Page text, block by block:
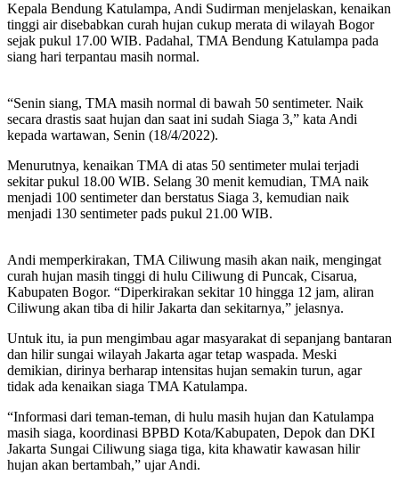
Kepala Bendung Katulampa, Andi Sudirman menjelaskan, kenaikan
tinggi air disebabkan curah hujan cukup merata di wilayah Bogor
sejak pukul 17.00 WIB. Padahal, TMA Bendung Katulampa pada
siang hari terpantau masih normal.
“Senin siang, TMA masih normal di bawah 50 sentimeter. Naik
secara drastis saat hujan dan saat ini sudah Siaga 3,” kata Andi
kepada wartawan, Senin (18/4/2022).
Menurutnya, kenaikan TMA di atas 50 sentimeter mulai terjadi
sekitar pukul 18.00 WIB. Selang 30 menit kemudian, TMA naik
menjadi 100 sentimeter dan berstatus Siaga 3, kemudian naik
menjadi 130 sentimeter pads pukul 21.00 WIB.
Andi memperkirakan, TMA Ciliwung masih akan naik, mengingat
curah hujan masih tinggi di hulu Ciliwung di Puncak, Cisarua,
Kabupaten Bogor. “Diperkirakan sekitar 10 hingga 12 jam, aliran
Ciliwung akan tiba di hilir Jakarta dan sekitarnya,” jelasnya.
Untuk itu, ia pun mengimbau agar masyarakat di sepanjang bantaran
dan hilir sungai wilayah Jakarta agar tetap waspada. Meski
demikian, dirinya berharap intensitas hujan semakin turun, agar
tidak ada kenaikan siaga TMA Katulampa.
“Informasi dari teman-teman, di hulu masih hujan dan Katulampa
masih siaga, koordinasi BPBD Kota/Kabupaten, Depok dan DKI
Jakarta Sungai Ciliwung siaga tiga, kita khawatir kawasan hilir
hujan akan bertambah,” ujar Andi.